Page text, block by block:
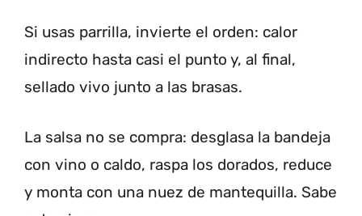
Si usas parrilla, invierte el orden: calor
indirecto hasta casi el punto y, al final,
sellado vivo junto a las brasas.
La salsa no se compra: desglasa la bandeja
con vino o caldo, raspa los dorados, reduce
y monta con una nuez de mantequilla. Sabe